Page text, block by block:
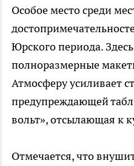
Особое место среди
Юрского периода.
полноразмерные
Атмосферу усиливает
предупреждающей
вольт», отсылающая к
Отмечается, что